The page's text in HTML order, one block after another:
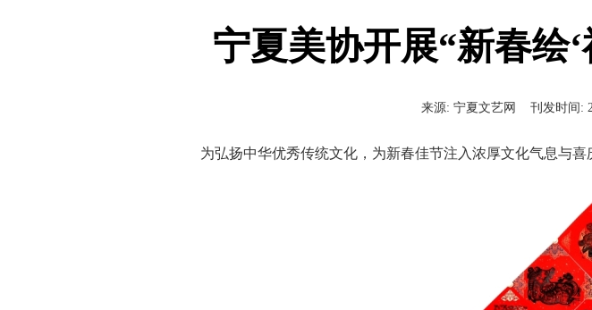
宁夏美协开展“新春绘
来源: 宁夏文艺网 刊发时间:
为弘扬中华优秀传统文化，为新春佳节注入浓厚文化气息与喜